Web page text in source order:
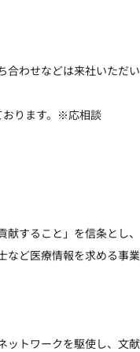
合わせなどは来社いただい
おります。※応相談
献すること」を信条とし、
など医療情報を求める事業
ットワークを駆使し、文献